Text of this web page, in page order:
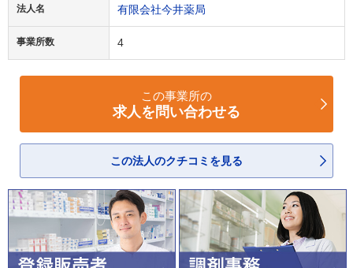
法人名 有限会社今井薬局
事業所数 4
この事業所の
求人を問い合わせる
この法人のクチコミを見る